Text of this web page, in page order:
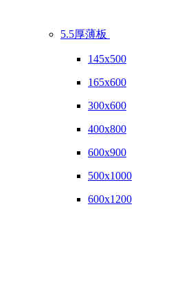
5.5厚薄板
145x500
165x600
300x600
400x800
600x900
500x1000
600x1200